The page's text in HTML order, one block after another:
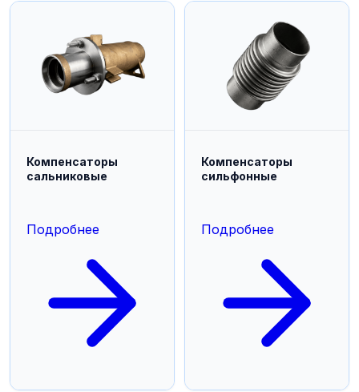
Компенсаторы
сальниковые
Подробнее
Компенсаторы
сильфонные
Подробнее